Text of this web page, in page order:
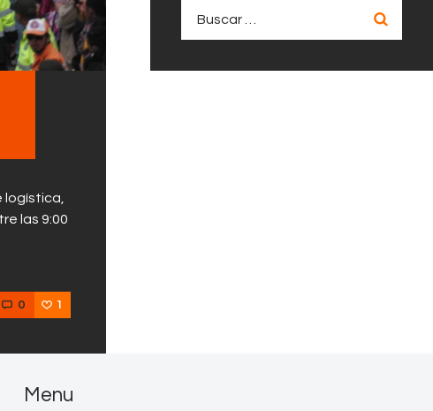
logística,
las 9:00
0 1
Menu